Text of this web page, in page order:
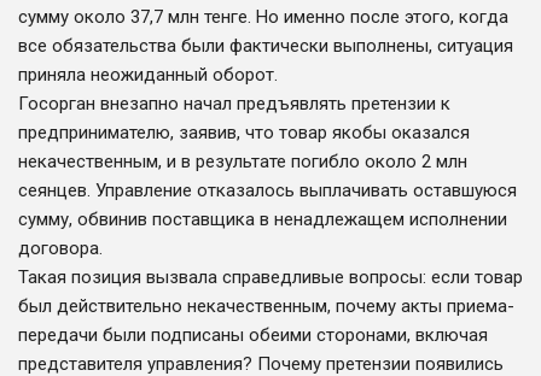
сумму около 37,7 млн тенге. Но именно после этого, когда
все обязательства были фактически выполнены, ситуация
приняла неожиданный оборот.
Госорган внезапно начал предъявлять претензии к
предпринимателю, заявив, что товар якобы оказался
некачественным, и в результате погибло около 2 млн
сеянцев. Управление отказалось выплачивать оставшуюся
сумму, обвинив поставщика в ненадлежащем исполнении
договора.
Такая позиция вызвала справедливые вопросы: если товар
был действительно некачественным, почему акты приема-
передачи были подписаны обеими сторонами, включая
представителя управления? Почему претензии появились